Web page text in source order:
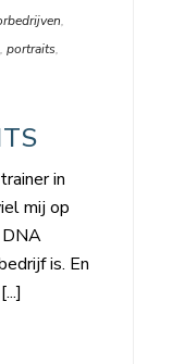
,
, portraits,
in
mij op
DNA
is. En